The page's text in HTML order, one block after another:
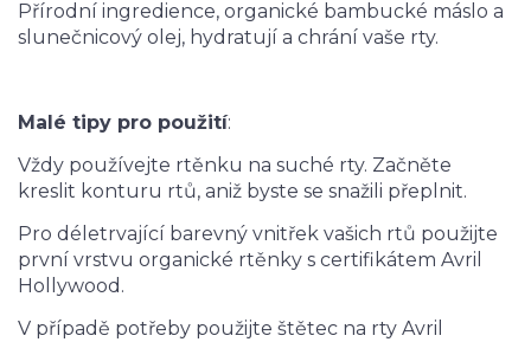
Přírodní ingredience, organické bambucké máslo a
slunečnicový olej, hydratují a chrání vaše rty.
Malé tipy pro použití:
Vždy používejte rtěnku na suché rty. Začněte
kreslit konturu rtů, aniž byste se snažili přeplnit.
Pro déletrvající barevný vnitřek vašich rtů použijte
první vrstvu organické rtěnky s certifikátem Avril
Hollywood.
V případě potřeby použijte štětec na rty Avril